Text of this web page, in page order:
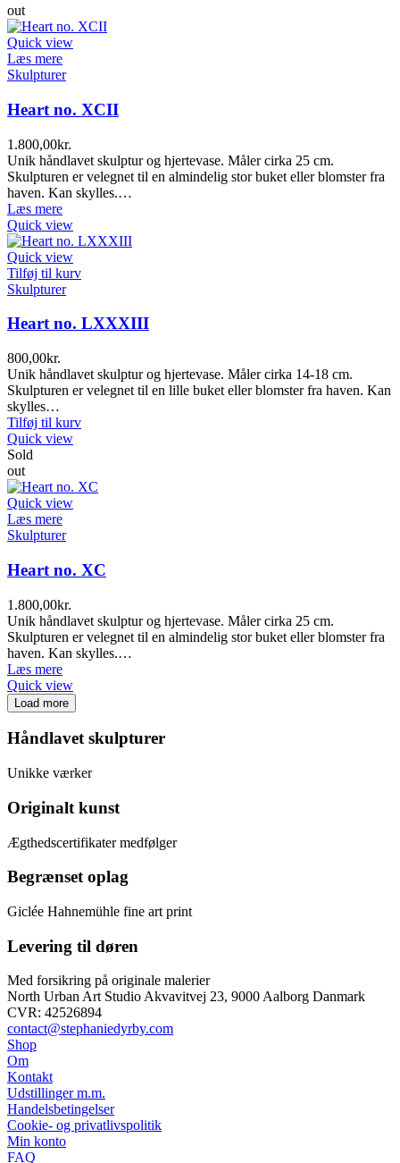
out
Quick view
Læs mere
Skulpturer
Heart no. XCII
1.800,00kr.
Unik håndlavet skulptur og hjertevase. Måler cirka 25 cm.
Skulpturen er velegnet til en almindelig stor buket eller blomster fra
haven. Kan skylles.…
Læs mere
Quick view
Quick view
Tilføj til kurv
Skulpturer
Heart no. LXXXIII
800,00kr.
Unik håndlavet skulptur og hjertevase. Måler cirka 14-18 cm.
Skulpturen er velegnet til en lille buket eller blomster fra haven. Kan
skylles…
Tilføj til kurv
Quick view
Sold
out
Quick view
Læs mere
Skulpturer
Heart no. XC
1.800,00kr.
Unik håndlavet skulptur og hjertevase. Måler cirka 25 cm.
Skulpturen er velegnet til en almindelig stor buket eller blomster fra
haven. Kan skylles.…
Læs mere
Quick view
Load more
Håndlavet skulpturer
Unikke værker
Originalt kunst
Ægthedscertifikater medfølger
Begrænset oplag
Giclée Hahnemühle fine art print
Levering til døren
Med forsikring på originale malerier
North Urban Art Studio Akvavitvej 23, 9000 Aalborg Danmark
CVR: 42526894
contact@stephaniedyrby.com
Shop
Om
Kontakt
Udstillinger m.m.
Handelsbetingelser
Cookie- og privatlivspolitik
Min konto
FAQ